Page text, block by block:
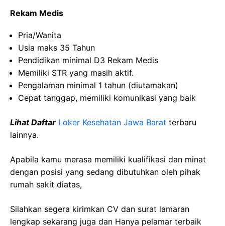
Rekam Medis
Pria/Wanita
Usia maks 35 Tahun
Pendidikan minimal D3 Rekam Medis
Memiliki STR yang masih aktif.
Pengalaman minimal 1 tahun (diutamakan)
Cepat tanggap, memiliki komunikasi yang baik
Lihat Daftar Loker Kesehatan Jawa Barat terbaru
lainnya.
Apabila kamu merasa memiliki kualifikasi dan minat
dengan posisi yang sedang dibutuhkan oleh pihak
rumah sakit diatas,
Silahkan segera kirimkan CV dan surat lamaran
lengkap sekarang juga dan Hanya pelamar terbaik